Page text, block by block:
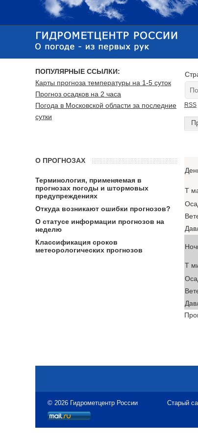
RSS
T
T
ПОПУЛЯРНЫЕ ССЫЛКИ:
Карты прогноза температуры на 1-5 суток
Прогноз осадков на 2 часа
Погода в Московской области за последние
сутки
О ПРОГНОЗАХ
Терминология, применяемая в
прогнозах погоды и штормовых
предупреждениях
Откуда возникают ошибки прогнозов?
О статусе информации прогнозов на
неделю
Классификация сроков
метеорологических прогнозов
© 2026 Гидрометцентр России Старый